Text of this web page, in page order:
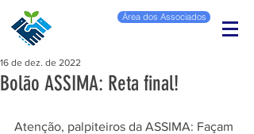
Área dos Associados
Bolão ASSIMA: Reta final!
16 de dez. de 2022
Atenção, palpiteiros da ASSIMA: Façam